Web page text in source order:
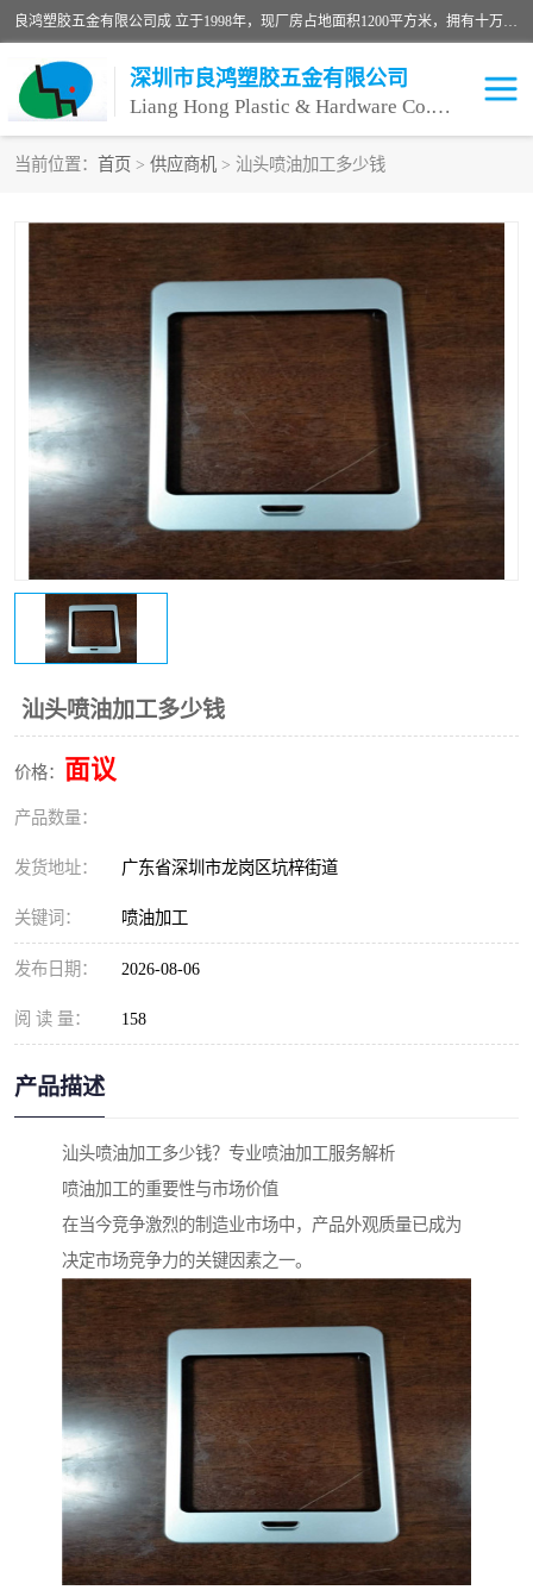
良鸿塑胶五金有限公司成 立于1998年，现厂房占地面积1200平方米，拥有十万级无尘车间，自动喷涂线1条，手动喷涂线2条，丝印移印滚印烫印拉线1条，本公司自建厂以来一直 以“顾客、品质、服务三个第一”为原则，从来货到处理、喷漆、烘烤、品检、包装等每一道工序都严格把持质量关，竭诚为广大朋友、客户服务。现如今已深得广 大客户信赖。
深圳市良鸿塑胶五金有限公司
Liang Hong Plastic & Hardware Co. Ltd
当前位置： 首页 > 供应商机 > 汕头喷油加工多少钱
汕头喷油加工多少钱
价格： 面议
产品数量：
发货地址： 广东省深圳市龙岗区坑梓街道
关键词： 喷油加工
发布日期： 2026-08-06
阅 读 量： 158
产品描述
汕头喷油加工多少钱？专业喷油加工服务解析
喷油加工的重要性与市场价值
在当今竞争激烈的制造业市场中，产品外观质量已成为
决定市场竞争力的关键因素之一。
塑胶外壳喷油 五金外壳喷油